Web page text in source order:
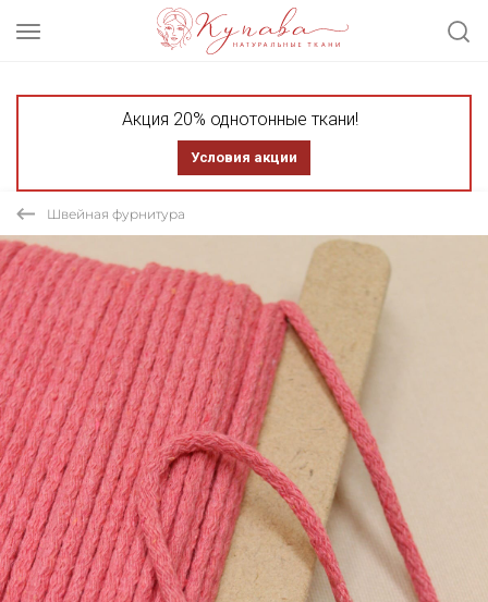
Акция 20% однотонные ткани!
Условия акции
Швейная фурнитура